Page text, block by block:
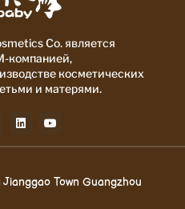
Co. является
компанией,
косметических
и матерями.
Town Guangzhou